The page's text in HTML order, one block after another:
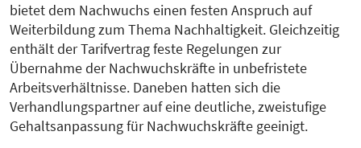
bietet dem Nachwuchs einen festen Anspruch auf
Weiterbildung zum Thema Nachhaltigkeit. Gleichzeitig
enthält der Tarifvertrag feste Regelungen zur
Übernahme der Nachwuchskräfte in unbefristete
Arbeitsverhältnisse. Daneben hatten sich die
Verhandlungspartner auf eine deutliche, zweistufige
Gehaltsanpassung für Nachwuchskräfte geeinigt.